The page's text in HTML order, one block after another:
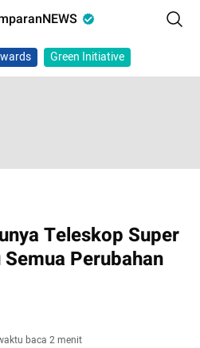
Green Initiative
Teleskop Super
Perubahan
baca 2 menit